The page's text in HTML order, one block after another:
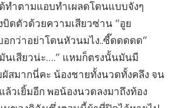
ทำตามแอบทำเผลดโดนแบบจังๆ
ดตัวด้วยความเสียวซ่าน “อูย
อกว่าอย่าโดนหัวนมไง..ซี๊ดดดดด”
นเสียวน่ะ….” แหมก็ตรงนั้นมันมี
ผัสมากนี่คะ น้องชายทั้งนวดทั้งคลึง จน
วเยิ้มอีก พอน้องนวดลงมาถึงท้อง